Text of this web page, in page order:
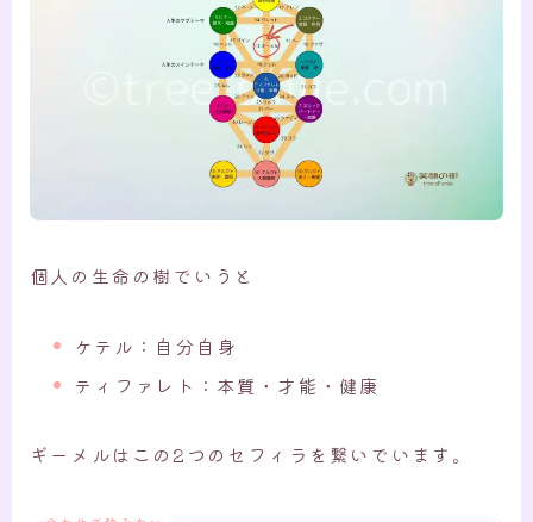
個人の生命の樹でいうと
ケテル：自分自身
ティファレト：本質・才能・健康
ギーメルはこの2つのセフィラを繋いでいます。